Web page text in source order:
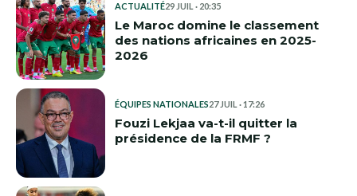
ACTUALITÉ29 JUIL · 20:35
Le Maroc domine le classement
des nations africaines en 2025-
2026
ÉQUIPES NATIONALES27 JUIL · 17:26
Fouzi Lekjaa va-t-il quitter la
présidence de la FRMF ?